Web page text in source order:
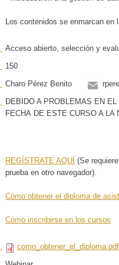
Los contenidos se enmarcan
Acceso abierto, selección y
150
Charo Pérez Benito
DEBIDO A PROBLEMAS EN
FECHA DE ESTE CURSO A LA
REGÍSTRATE AQUÍ (Se
prueba en otro navegador).
Cómo obtener el diploma de
Cómo inscribirse en los cursos
como_obtener_el_diploma.pdf